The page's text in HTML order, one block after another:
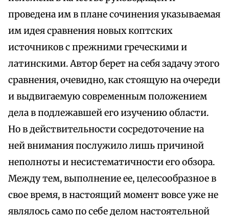
проведена им в плане сочинения указываемая
им идея сравнения новых коптских
источников с прежними греческими и
латинскими. Автор берет на себя задачу этого
сравнения, очевидно, как стоящую на очереди
и выдвигаемую современным положением
дела в подлежавшей его изучению области.
Но в действительности сосредоточение на
ней внимания послужило лишь причиной
неполноты и несистематичности его обзора.
Между тем, выполнение ее, целесообразное в
свое время, в настоящий момент вовсе уже не
являлось само по себе делом настоятельной